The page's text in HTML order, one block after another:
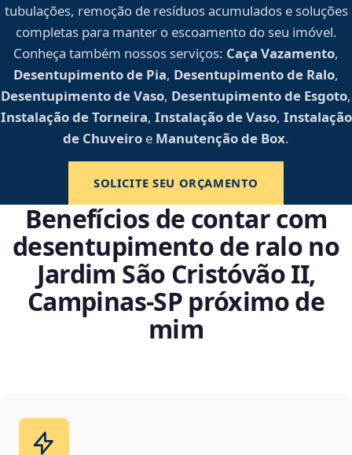
tubulações, remoção de resíduos acumulados e soluções
completas para manter o escoamento do seu imóvel.
Conheça também nossos serviços: Caça Vazamento,
Desentupimento de Pia, Desentupimento de Ralo,
Desentupimento de Vaso, Desentupimento de Esgoto,
Instalação de Torneira, Instalação de Vaso, Instalação
de Chuveiro e Manutenção de Box.
SOLICITE SEU ORÇAMENTO
Benefícios de contar com
desentupimento de ralo no
Jardim São Cristóvão II,
Campinas‑SP próximo de
mim